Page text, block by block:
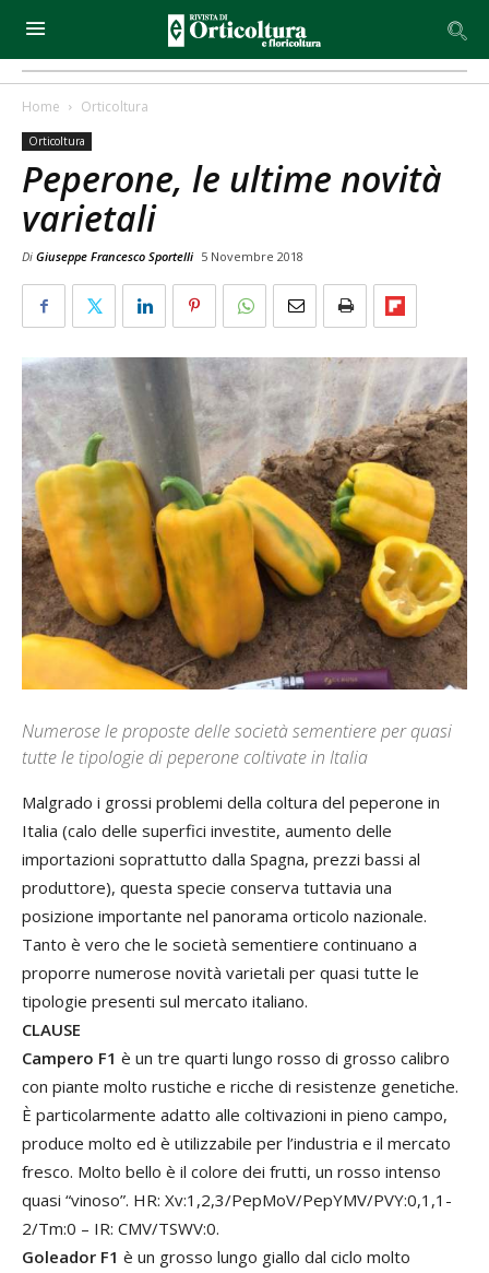
Home Orticoltura
Orticoltura
Peperone, le ultime novità
varietali
Di Giuseppe Francesco Sportelli 5 Novembre 2018
Numerose le proposte delle società sementiere per quasi
tutte le tipologie di peperone coltivate in Italia
Malgrado i grossi problemi della coltura del peperone in
Italia (calo delle superfici investite, aumento delle
importazioni soprattutto dalla Spagna, prezzi bassi al
produttore), questa specie conserva tuttavia una
posizione importante nel panorama orticolo nazionale.
Tanto è vero che le società sementiere continuano a
proporre numerose novità varietali per quasi tutte le
tipologie presenti sul mercato italiano.
CLAUSE
Campero F1 è un tre quarti lungo rosso di grosso calibro
con piante molto rustiche e ricche di resistenze genetiche.
È particolarmente adatto alle coltivazioni in pieno campo,
produce molto ed è utilizzabile per l’industria e il mercato
fresco. Molto bello è il colore dei frutti, un rosso intenso
quasi “vinoso”. HR: Xv:1,2,3/PepMoV/PepYMV/PVY:0,1,1-
2/Tm:0 – IR: CMV/TSWV:0.
Goleador F1 è un grosso lungo giallo dal ciclo molto